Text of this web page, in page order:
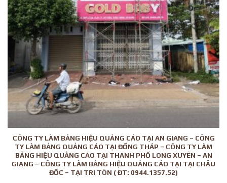
CÔNG TY LÀM BẢNG HIỆU QUẢNG CÁO TẠI AN GIANG – CÔNG
TY LÀM BẢNG QUẢNG CÁO TẠI ĐỒNG THÁP – CÔNG TY LÀM
BẢNG HIỆU QUẢNG CÁO TẠI THANH PHỐ LONG XUYÊN – AN
GIANG – CÔNG TY LÀM BẢNG HIỆU QUẢNG CÁO TẠI TẠI CHÂU
ĐỐC – TẠI TRI TÔN ( ĐT: 0944.1357.52)